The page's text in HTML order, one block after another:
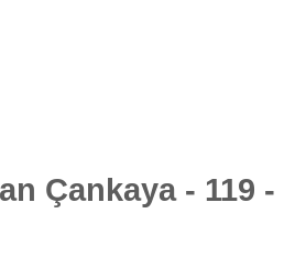
Çankaya - 119 -